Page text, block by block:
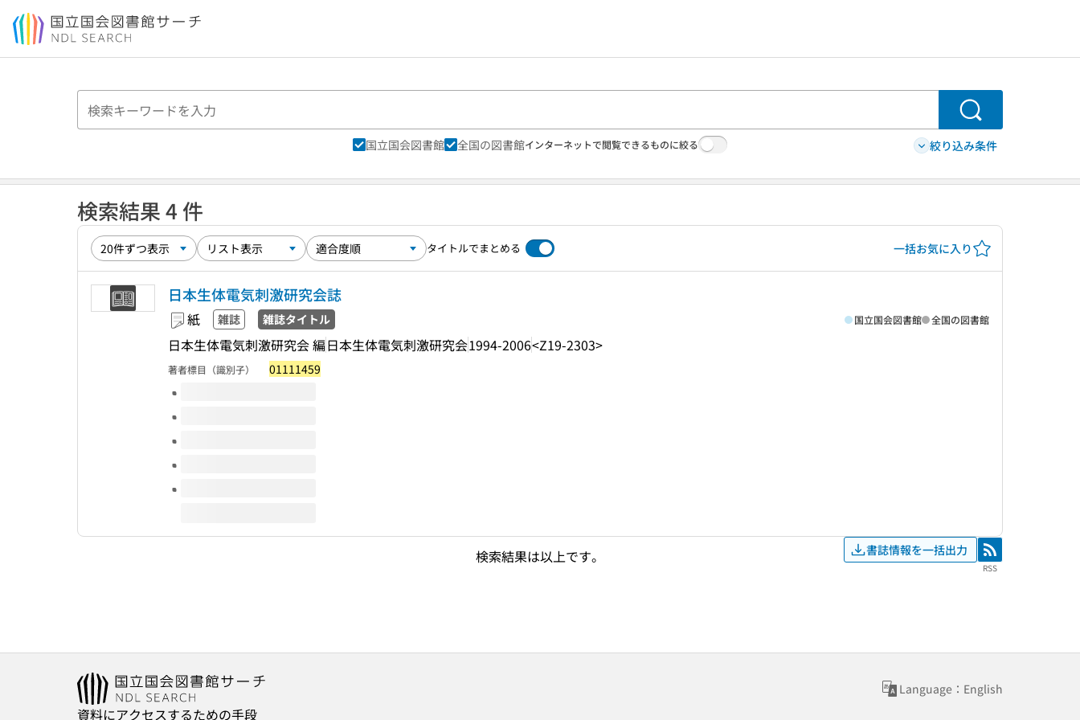
本文へ移動
検索
国立国会図書館 全国の図書館インターネットで閲覧できるものに絞る 絞り込み条件
検索結果 4 件
タイトルでまとめる 一括お気に入り
日本生体電気刺激研究会誌
紙 雑誌 雑誌タイトル
日本生体電気刺激研究会 編日本生体電気刺激研究会1994-2006<Z19-2303>
国立国会図書館 全国の図書館
著者標目（識別子） 01111459
このタイトルの巻号
検索結果は以上です。 書誌情報を一括出力 RSS
RSS
Language：English
資料にアクセスするための手段